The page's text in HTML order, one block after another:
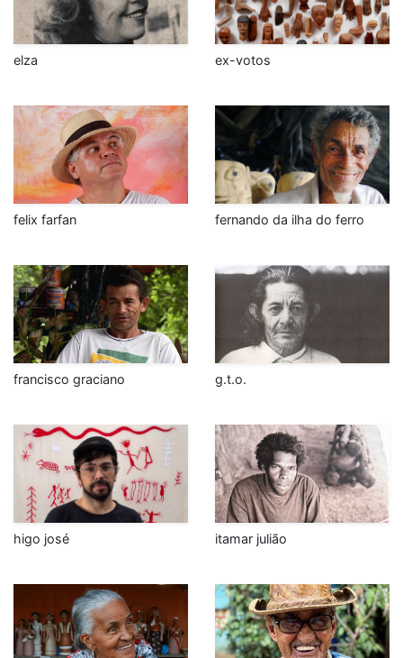
elza ex-votos
felix farfan fernando da ilha do ferro
francisco graciano g.t.o.
higo josé itamar julião